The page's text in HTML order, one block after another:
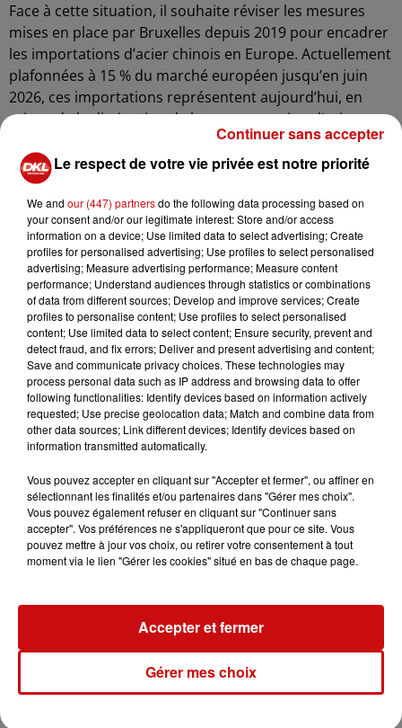
Face à cette situation, il souhaite réviser les mesures
mises en place par Bruxelles depuis 2019 pour encadrer
les importations d’acier chinois en Europe. Actuellement
plafonnées à 15 % du marché européen jusqu’en juin
2026, ces importations représentent aujourd’hui, en
raison de la diminution de la consommation d’acier,
près de 30 % du marché. Ce déséquilibre met en péril la
rentabilité des producteurs européens, entraînant des
restructurations et des fermetures de sites.
L’impact est déjà visible : l’allemand Thyssenkrupp
prévoit la suppression de 11 000 emplois d’ici 2030, soit
40 % de ses effectifs. En France, ArcelorMittal prévoit de
fermer deux sites à Denain (Nord) et Reims (Marne) d’ici
le printemps 2025, touchant 136 postes, auxquels
s’ajoutent 28 suppressions prévues dans une filiale à
Strasbourg et Valence.
Par ailleurs, le groupe suspend ses investissements
dans la décarbonation à Dunkerque, où se trouve l’un
des plus grands hauts-fourneaux d’Europe de l’Ouest.
Son PDG en France, Alain Le Grix de la Salle, a
supplémentaires si des mesures de protection ne sont
pas prises à l’échelle européenne. Cette incertitude est
d’autant plus marquée dans un contexte de tensions
commerciales, notamment avec les menaces de Donald
Trump sur le commerce mondial.
ArcelorMittal investit massivement aux États-Unis : le 6
février, le groupe a annoncé un projet d’un milliard de
dollars pour la construction d’une nouvelle usine en
Le respect de votre vie privée est notre priorité
We and our (447) partnersdo the following data processing based on
your consent and/or our legitimate interest: Store and/or access
information on a device; Use limited data to select advertising; Create
profiles for personalised advertising; Use profiles to select personalised
advertising; Measure advertising performance; Measure content
performance; Understand audiences through statistics or combinations
of data from different sources; Develop and improve services; Create
profiles to personalise content; Use profiles to select personalised
content; Use limited data to select content; Ensure security, prevent and
detect fraud, and fix errors; Deliver and present advertising and content;
Save and communicate privacy choices. These technologies may
process personal data such as IP address and browsing data to offer
following functionalities: Identify devices based on information actively
requested; Use precise geolocation data; Match and combine data from
other data sources; Link different devices; Identify devices based on
information transmitted automatically.
Vous pouvez accepter en cliquant sur "Accepter et fermer", ou affiner en
sélectionnant les finalités et/ou partenaires dans "Gérer mes choix".
Vous pouvez également refuser en cliquant sur "Continuer sans
accepter". Vos préférences ne s'appliqueront que pour ce site. Vous
pouvez mettre à jour vos choix, ou retirer votre consentement à tout
moment via le lien "Gérer les cookies" situé en bas de chaque page.
Gérer mes choix
Accepter et fermer
Continuer sans accepter